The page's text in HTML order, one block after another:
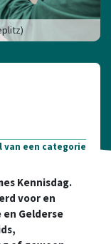
van een categorie
Kennisdag.
voor en
Gelderse